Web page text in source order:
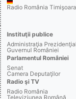
Radio România Timişoara
Instituţii publice
Administraţia
Guvernul României
Parlamentul României
Senat
Camera Deputaţilor
Radio şi TV
Radio România
Televiziunea Română